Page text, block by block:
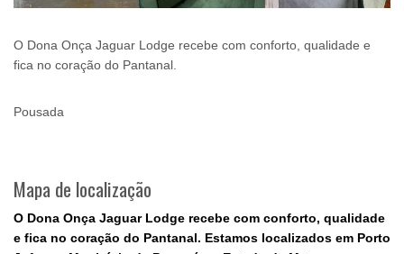
O Dona Onça Jaguar Lodge recebe com conforto, qualidade e
fica no coração do Pantanal.
Pousada
Mapa de localização
O Dona Onça Jaguar Lodge recebe com conforto, qualidade
e fica no coração do Pantanal. Estamos localizados em Porto